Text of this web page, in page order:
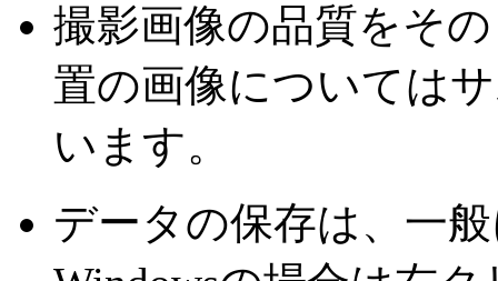
撮影画像の品質をそ
置の画像については
います。
データの保存は、一